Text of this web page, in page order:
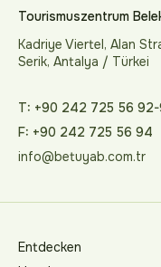
Tourismuszentrum
Kadriye Viertel, Alan
Serik, Antalya / Türkei
T: +90 242 725 56 92-
F: +90 242 725 56 94
info@betuyab.com.tr
Entdecken